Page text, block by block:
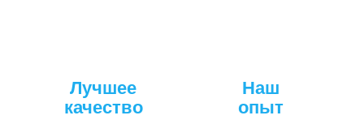
Лучшее
качество
Наш
опыт